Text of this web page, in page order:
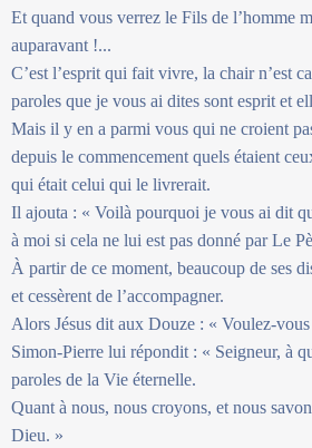
Et quand vous verrez le Fils de l’homme
auparavant !...
C’est l’esprit qui fait vivre, la chair n’est
paroles que je vous ai dites sont esprit et
Mais il y en a parmi vous qui ne croient
depuis le commencement quels étaient
qui était celui qui le livrerait.
Il ajouta : « Voilà pourquoi je vous ai dit
à moi si cela ne lui est pas donné par Le
À partir de ce moment, beaucoup de ses
et cessèrent de l’accompagner.
Alors Jésus dit aux Douze : « Voulez-
Simon-Pierre lui répondit : « Seigneur, à
paroles de la Vie éternelle.
Quant à nous, nous croyons, et nous
Dieu. »